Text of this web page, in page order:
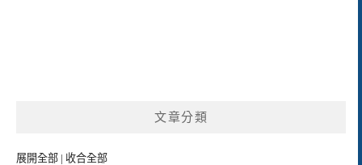
文章分類
展開全部 | 收合全部